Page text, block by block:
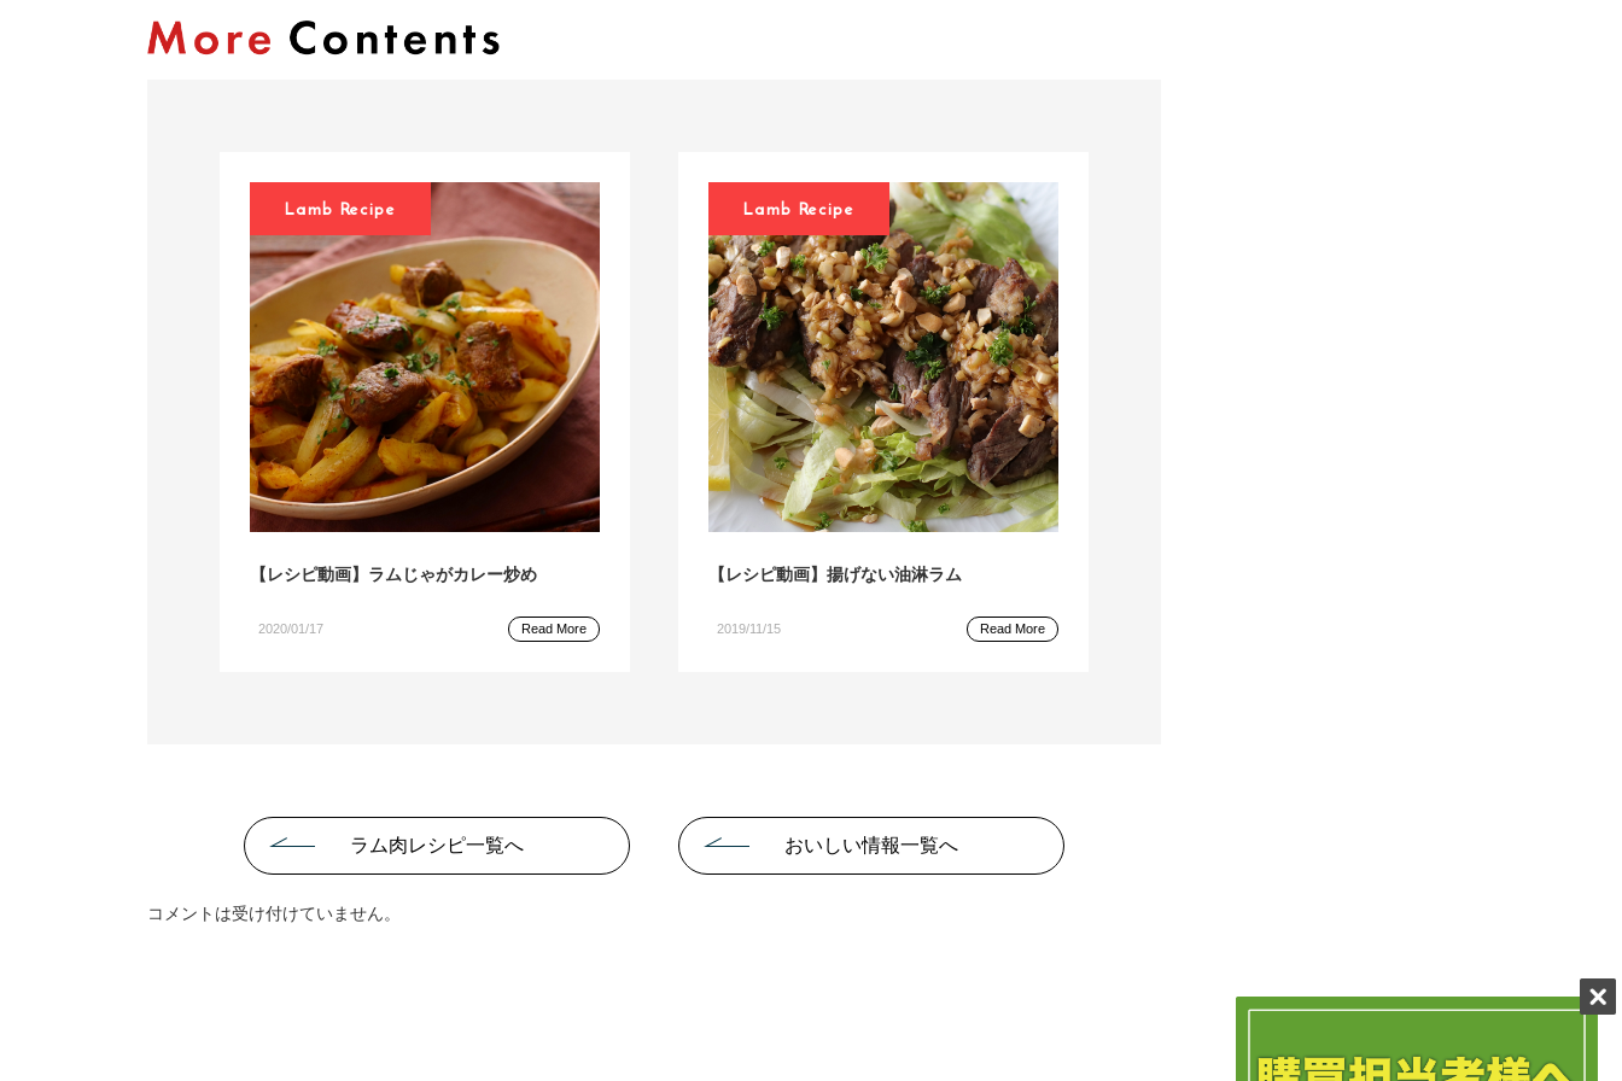
【レシピ動画】ラムじゃがカレー炒め
Lamb Recipe
2020/01/17 Read More
【レシピ動画】揚げない油淋ラム
Lamb Recipe
2019/11/15 Read More
ラム肉レシピ一覧へ おいしい情報一覧へ
コメントは受け付けていません。